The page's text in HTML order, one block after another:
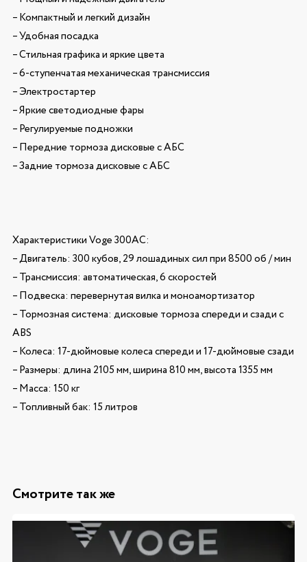
– Компактный и легкий дизайн
– Удобная посадка
– Стильная графика и яркие цвета
– 6-ступенчатая механическая трансмиссия
– Электростартер
– Яркие светодиодные фары
– Регулируемые подножки
– Передние тормоза дисковые с АБС
– Задние тормоза дисковые с АБС
Характеристики Voge 300AC:
– Двигатель: 300 кубов, 29 лошадиных сил при 8500 об / мин
– Трансмиссия: автоматическая, 6 скоростей
– Подвеска: перевернутая вилка и моноамортизатор
– Тормозная система: дисковые тормоза спереди и сзади с
ABS
– Колеса: 17-дюймовые колеса спереди и 17-дюймовые сзади
– Размеры: длина 2105 мм, ширина 810 мм, высота 1355 мм
– Масса: 150 кг
– Топливный бак: 15 литров
Смотрите так же